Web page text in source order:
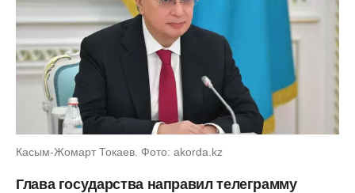
Касым-Жомарт Токаев. Фото: akorda.kz
Глава государства направил телеграмму